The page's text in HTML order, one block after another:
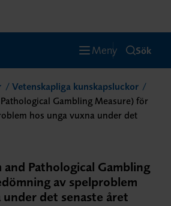
Meny Sök
Vetenskapliga kunskapsluckor
Gambling Measure) för
hos unga vuxna under det
and Pathological Gambling
av spelproblem
det senaste året